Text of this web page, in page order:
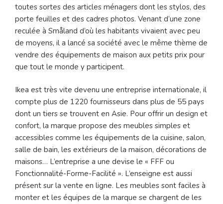
toutes sortes des articles ménagers dont les stylos, des
porte feuilles et des cadres photos. Venant d’une zone
reculée à Småland d’où les habitants vivaient avec peu
de moyens, il a lancé sa société avec le même thème de
vendre des équipements de maison aux petits prix pour
que tout le monde y participent.
Ikea est très vite devenu une entreprise internationale, il
compte plus de 1220 fournisseurs dans plus de 55 pays
dont un tiers se trouvent en Asie. Pour offrir un design et
confort, la marque propose des meubles simples et
accessibles comme les équipements de la cuisine, salon,
salle de bain, les extérieurs de la maison, décorations de
maisons… L’entreprise a une devise le « FFF ou
Fonctionnalité-Forme-Facilité ». L’enseigne est aussi
présent sur la vente en ligne. Les meubles sont faciles à
monter et les équipes de la marque se chargent de les